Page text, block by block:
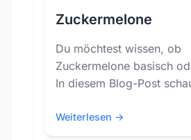
Zuckermelone
Du möchtest wissen, ob
Zuckermelone basisch
In diesem Blog-Post
und erläutern, wie er zur
Weiterlesen →